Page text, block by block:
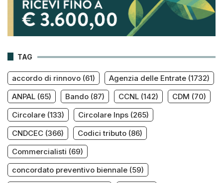
TAG
accordo di rinnovo (61) Agenzia delle Entrate (1732)
ANPAL (65) Bando (87) CCNL (142) CDM (70)
Circolare (133) Circolare Inps (265)
CNDCEC (366) Codici tributo (86)
Commercialisti (69)
concordato preventivo biennale (59)